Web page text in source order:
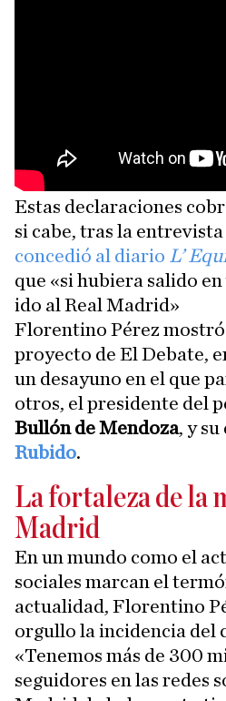
Estas declaraciones
si cabe, tras la
concedió al diario L’
que «si hubiera salido
ido al Real Madrid»
Florentino Pérez mostró
proyecto de El Debate,
un desayuno en el que
otros, el presidente del
Bullón de Mendoza, y
Rubido.
La fortaleza de la
Madrid
En un mundo como el
sociales marcan el
actualidad, Florentino
orgullo la incidencia del
«Tenemos más de 300
seguidores en las redes